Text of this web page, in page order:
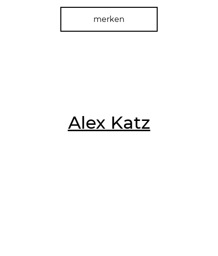
merken
Alex Katz